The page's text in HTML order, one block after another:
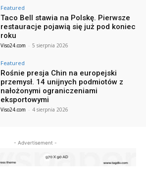
Featured
Taco Bell stawia na Polskę. Pierwsze
restauracje pojawią się już pod koniec
roku
Viso24.com - 5 sierpnia 2026
Featured
Rośnie presja Chin na europejski
przemysł. 14 unijnych podmiotów z
nałożonymi ograniczeniami
eksportowymi
Viso24.com - 4 sierpnia 2026
- Advertisement -